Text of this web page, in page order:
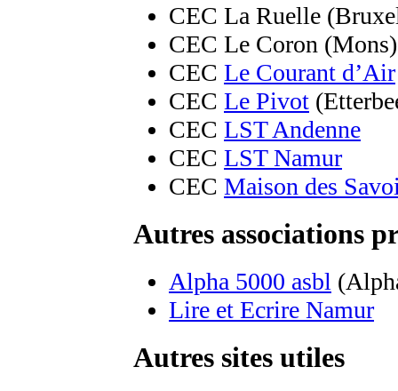
CEC La Ruelle
CEC Le Coron (Mons)
CEC Le Courant d’Air
CEC Le Pivot
CEC LST Andenne
CEC LST Namur
CEC Maison des
Autres associations
Alpha 5000 asbl
Lire et Ecrire Namur
Autres sites utiles